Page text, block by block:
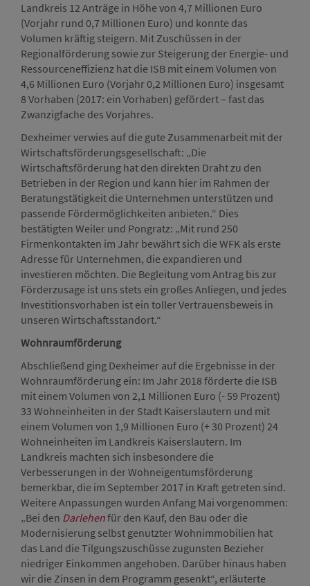
Landkreis 12 Anträge in Höhe von 4,7 Millionen Euro
(Vorjahr rund 0,7 Millionen Euro) und konnte das
Volumen kräftig steigern. Mit Zuschüssen in der
Regionalförderung sowie zur Steigerung der Energie- und
Ressourceneffizienz hat die ISB mit einem Volumen von
4,6 Millionen Euro (Vorjahr 0,2 Millionen Euro) insgesamt
8 Vorhaben (2017: ein Vorhaben) gefördert – fast das
Zwanzigfache des Vorjahres.
Dexheimer verwies auf die gute Zusammenarbeit mit der
Wirtschaftsförderungsgesellschaft: „Die
Wirtschaftsförderung hat den direkten Draht zu den
Betrieben in der Region und kann hier im Rahmen der
Beratungstätigkeit die Unternehmen unterstützen und
passende Fördermöglichkeiten anbieten.“ Dies
bestätigten Weiler und Pongratz: „Mit rund 250
Firmenkontakten im Jahr bewährt sich die WFK als erste
Adresse für Unternehmen, die expandieren und
investieren möchten. Die Begleitung vom Antrag bis zur
Förderzusage ist uns stets ein großes Anliegen, und jedes
Investitionsvorhaben ist ein toller Vertrauensbeweis in
unseren Wirtschaftsstandort.“
Wohnraumförderung
Abschließend ging Dexheimer auf die Ergebnisse in der
Wohnraumförderung ein: Im Jahr 2018 förderte die ISB
mit einem Volumen von 2,1 Millionen Euro (- 59 Prozent)
33 Wohneinheiten in der Stadt Kaiserslautern und mit
einem Volumen von 1,9 Millionen Euro (+ 30 Prozent) 24
Wohneinheiten im Landkreis Kaiserslautern. Im
Landkreis machten sich insbesondere die
Verbesserungen in der Wohneigentumsförderung
bemerkbar, die im September 2017 in Kraft getreten sind.
Weitere Anpassungen wurden Anfang Mai vorgenommen:
„Bei den Darlehenfür den Kauf, den Bau oder die
Modernisierung selbst genutzter Wohnimmobilien hat
das Land die Tilgungszuschüsse zugunsten Bezieher
niedriger Einkommen angehoben. Darüber hinaus haben
wir die Zinsen in dem Programm gesenkt“, erläuterte